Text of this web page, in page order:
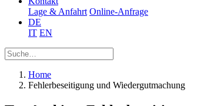
Lage & Anfahrt Online-Anfrage
DE
IT EN
Home
Fehlerbeseitigung und Wiedergutmachung